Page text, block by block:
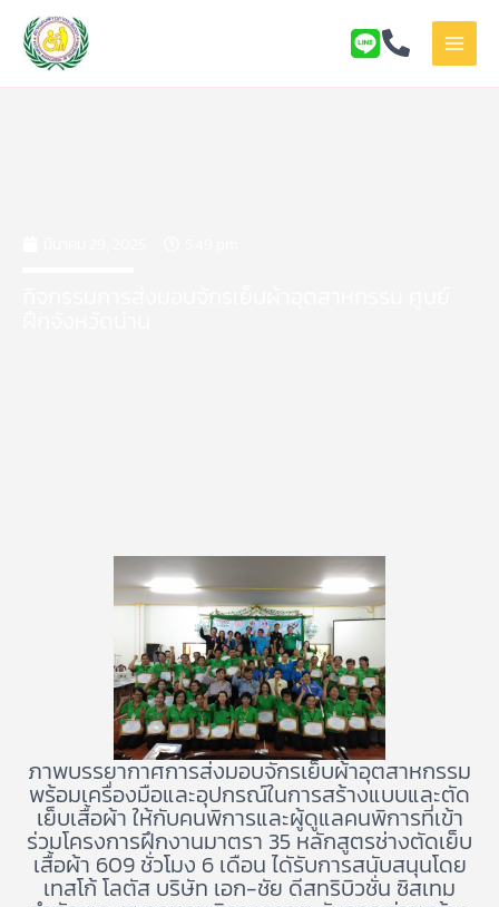
content
ภาพบรรยากาศการส่งมอบจักรเย็บผ้าอุตสาหกรรม
พร้อมเครื่องมือและอุปกรณ์ในการสร้างแบบและตัด
เย็บเสื้อผ้า ให้กับคนพิการและผู้ดูแลคนพิการที่เข้า
ร่วมโครงการฝึกงานมาตรา 35 หลักสูตรช่างตัดเย็บ
เสื้อผ้า 609 ชั่วโมง 6 เดือน ไดัรับการสนับสนุนโดย
เทสโก้ โลตัส บริษัท เอก-ชัย ดีสทริบิวชั่น ซิสเทม